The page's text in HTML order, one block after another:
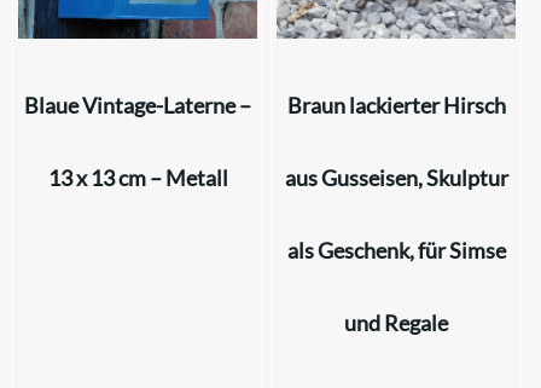
Blaue Vintage-Laterne –
13 x 13 cm – Metall
Braun lackierter Hirsch
aus Gusseisen, Skulptur
als Geschenk, für Simse
und Regale